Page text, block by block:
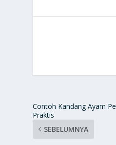
Contoh Kandang Ayam
Praktis
SEBELUMNYA